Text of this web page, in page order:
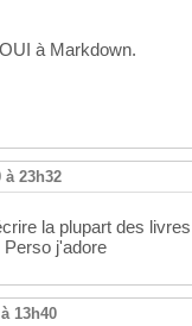
à Markdown.
à 23h32
la plupart des
j'adore
13h40